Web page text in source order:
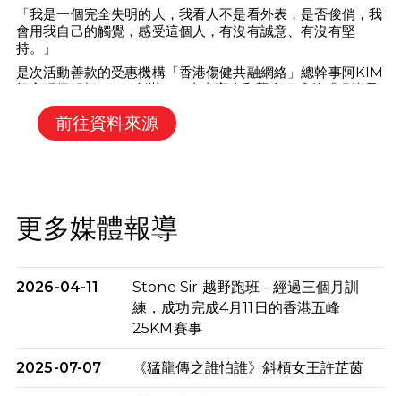
「我是一個完全失明的人，我看人不是看外表，是否俊俏，我
會用我自己的觸覺，感受這個人，有沒有誠意、有沒有堅
持。」
是次活動善款的受惠機構「香港傷健共融網絡」總幹事阿KIM
坦言很佩服橋SIR，創辦了一支由盲人和聾人組成的「猛龍長
跑隊」的他揚言，希望於計劃尾段加入「陪跑」，和橋SIR一
起見證創舉。
捐款支持TransAmericana ?? 猛龍：
https://www.givengain.com/cc/transamericana2022/
直接支持香港傷健共融網絡捐款平台：
https://inclusive.org.hk/donate
（可由香港傷健共融網絡發出捐款收據）
*所有捐款將用作慈善用途，不包括橋SIR之旅費
#66號公路 #美國 #傷健共融#TransAmericana
Wong Chun Kiu黃俊橋
前往資料來源
更多媒體報導
2026-04-11
Stone Sir 越野跑班 - 經過三個月訓
練，成功完成4月11日的香港五峰
25KM賽事
2025-07-07 《猛龍傳之誰怕誰》斜槓女王許芷茵